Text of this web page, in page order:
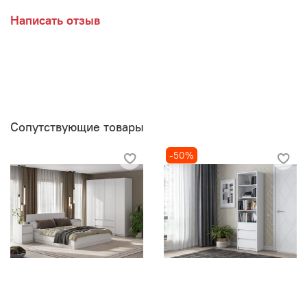
Написать отзыв
Сопутствующие товары
-50%